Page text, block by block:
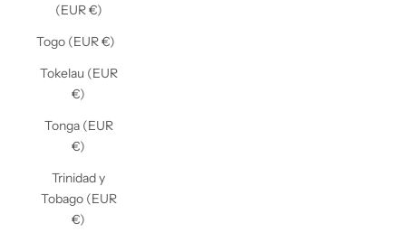
(EUR €)
Togo (EUR €)
Tokelau (EUR
€)
Tonga (EUR
€)
Trinidad y
Tobago (EUR
€)